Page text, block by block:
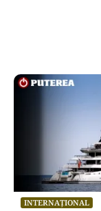
INTERNAȚIONAL